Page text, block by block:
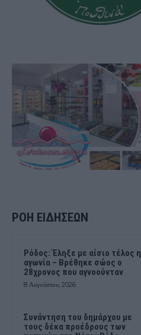
ΡΟΗ ΕΙΔΗΣΕΩΝ
Ρόδος: Έληξε με αίσιο τέλος η
αγωνία – Βρέθηκε σώος ο
28χρονος που αγνοούνταν
8 Αυγούστου, 2026
Συνάντηση του δημάρχου με
τους δέκα προέδρους των